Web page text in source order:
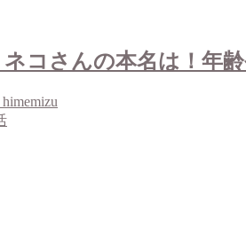
コさんの本名は！年